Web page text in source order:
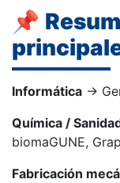
📌
Informática →
Química /
biomaGUNE,
Fabricación